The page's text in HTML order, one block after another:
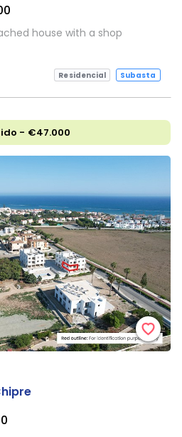
house with a shop
Residencial Subasta
- €47.000